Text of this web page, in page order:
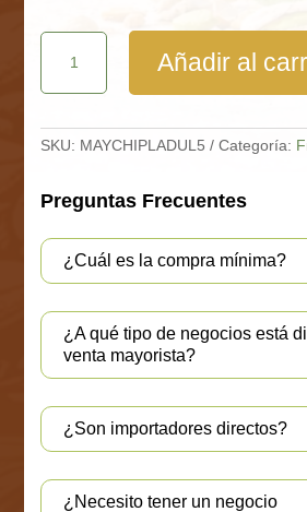
Chips
Bolsa
5
Añadir al
SKU: MAYCHIPLADUL5 Categoría:
Preguntas Frecuentes
¿Cuál es la compra mínima?
¿A qué tipo de negocios está
venta mayorista?
¿Son importadores directos?
¿Necesito tener un negocio